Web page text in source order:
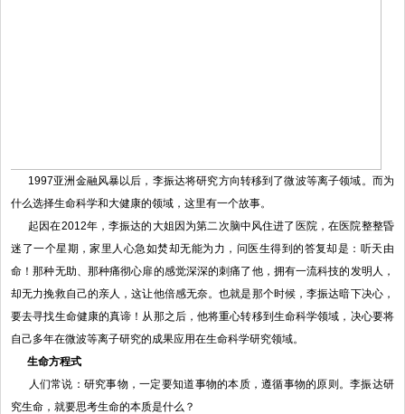
1997亚洲金融风暴以后，李振达将研究方向转移到了微波等离子领域。而为
什么选择生命科学和大健康的领域，这里有一个故事。
起因在2012年，李振达的大姐因为第二次脑中风住进了医院，在医院整整昏
迷了一个星期，家里人心急如焚却无能为力，问医生得到的答复却是：听天由
命！那种无助、那种痛彻心扉的感觉深深的刺痛了他，拥有一流科技的发明人，
却无力挽救自己的亲人，这让他倍感无奈。也就是那个时候，李振达暗下决心，
要去寻找生命健康的真谛！从那之后，他将重心转移到生命科学领域，决心要将
自己多年在微波等离子研究的成果应用在生命科学研究领域。
生命方程式
人们常说：研究事物，一定要知道事物的本质，遵循事物的原则。李振达研
究生命，就要思考生命的本质是什么？